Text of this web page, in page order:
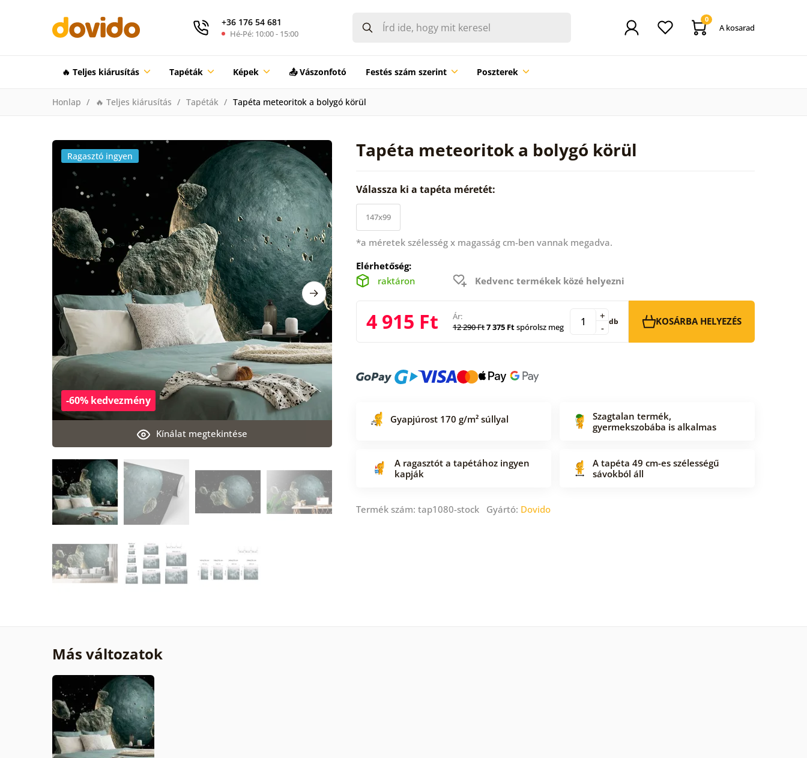
+36 176 54 681
Hé-Pé: 10:00 - 15:00
0
A kosarad
🔥 Teljes kiárusítás Tapéták Képek 📤 Vászonfotó Festés szám szerint Poszterek
Honlap 🔥 Teljes kiárusítás Tapéták Tapéta meteoritok a bolygó körül
Tapéta meteoritok a bolygó körül
Kínálat megtekintése
-60% kedvezmény
Ragasztó ingyen
Válassza ki a tapéta méretét:
147x99
*a méretek szélesség x magasság cm-ben vannak megadva.
Elérhetőség:
raktáron
Kedvenc termékek közé helyezni
4 915 Ft
Ár:
12 290 Ft7 375 Ftspórolsz meg -
+ db KOSÁRBA HELYEZÉS
Gyapjúrost 170 g/m² súllyal
Szagtalan termék,
gyermekszobába is alkalmas
A ragasztót a tapétához ingyen
kapják
A tapéta 49 cm-es szélességű
sávokból áll
Termék szám: tap1080-stock Gyártó: Dovido
Más változatok